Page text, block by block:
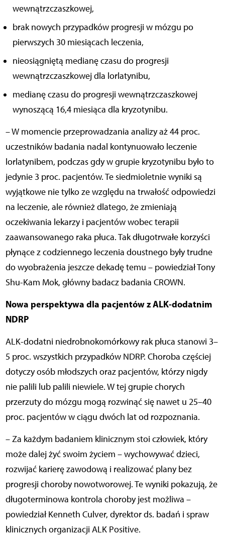
wewnątrzczaszkowej,
brak nowych przypadków progresji w mózgu po
pierwszych 30 miesiącach leczenia,
nieosiągniętą medianę czasu do progresji
wewnątrzczaszkowej dla lorlatynibu,
medianę czasu do progresji wewnątrzczaszkowej
wynoszącą 16,4 miesiąca dla kryzotynibu.
– W momencie przeprowadzania analizy aż 44 proc.
uczestników badania nadal kontynuowało leczenie
lorlatynibem, podczas gdy w grupie kryzotynibu było to
jedynie 3 proc. pacjentów. Te siedmioletnie wyniki są
wyjątkowe nie tylko ze względu na trwałość odpowiedzi
na leczenie, ale również dlatego, że zmieniają
oczekiwania lekarzy i pacjentów wobec terapii
zaawansowanego raka płuca. Tak długotrwałe korzyści
płynące z codziennego leczenia doustnego były trudne
do wyobrażenia jeszcze dekadę temu – powiedział Tony
Shu-Kam Mok, główny badacz badania CROWN.
Nowa perspektywa dla pacjentów z ALK-dodatnim
NDRP
ALK-dodatni niedrobnokomórkowy rak płuca stanowi 3–
5 proc. wszystkich przypadków NDRP. Choroba częściej
dotyczy osób młodszych oraz pacjentów, którzy nigdy
nie palili lub palili niewiele. W tej grupie chorych
przerzuty do mózgu mogą rozwinąć się nawet u 25–40
proc. pacjentów w ciągu dwóch lat od rozpoznania.
– Za każdym badaniem klinicznym stoi człowiek, który
może dalej żyć swoim życiem – wychowywać dzieci,
rozwijać karierę zawodową i realizować plany bez
progresji choroby nowotworowej. Te wyniki pokazują, że
długoterminowa kontrola choroby jest możliwa –
powiedział Kenneth Culver, dyrektor ds. badań i spraw
klinicznych organizacji ALK Positive.